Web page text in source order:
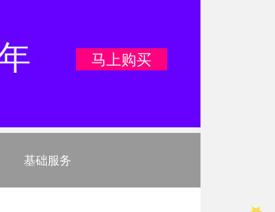
马上购买
基础服务